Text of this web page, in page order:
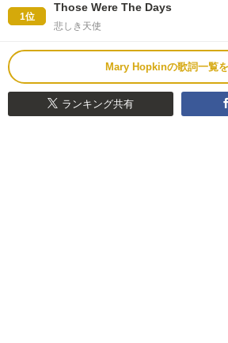
1位
Those Were The Days
悲しき天使
Mary Hopkinの歌詞一覧
ランキング共有